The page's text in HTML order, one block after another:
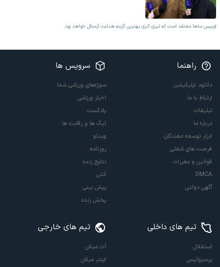
لوییس ساها معتقد است که تیری آنری بهترین گزینه هدایت آرسنال خواهد بود.
راهنما
دانلود اپلیکیشن
ارتباط با ما
تبلیغات
درباره ما
ابزار توسعه دهندگان
فرصت های شغلی
قوانین و مقررات
DMCA
آگهی دولتی
سرویس ها
سوژه‌های ورزشی شما
اخبار ورزشی
پادکست
لیگ ها و رقابت ها
ویدئو
روزنامه
نتایج زنده
آنتن
پیش بینی
پخش زنده
تیم های داخلی
استقلال
پرسپولیس
تیم های خارجی
آث میلان
اینتر میلان